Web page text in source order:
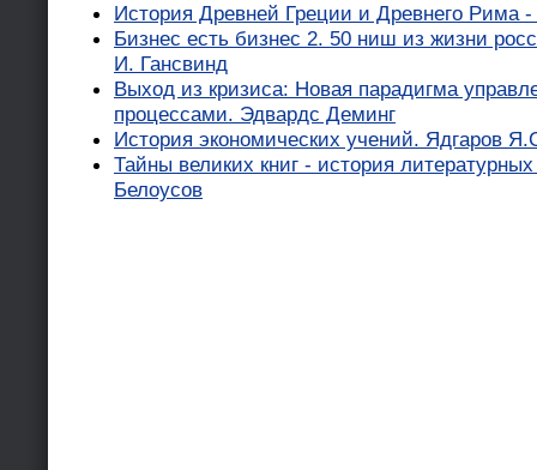
История Древней Греции и Древнего Рима -
Бизнес есть бизнес 2. 50 ниш из жизни
И. Гансвинд
Выход из кризиса: Новая парадигма
процессами. Эдвардс Деминг
История экономических учений. Ядгаров
Тайны великих книг - история
Белоусов